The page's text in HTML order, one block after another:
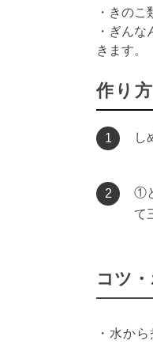
・きのこ
・ぎん
きます。
作り方
1 し
2
①
て
コツ
・水か